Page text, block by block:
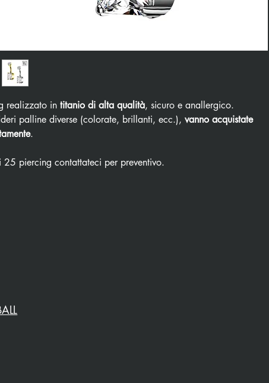
realizzato in titanio di alta qualità, sicuro e anallergico.
palline diverse (colorate, brillanti, ecc.), vanno acquistate
.
25 piercing contattateci per preventivo.